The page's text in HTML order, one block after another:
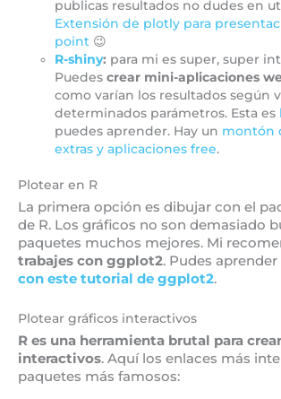
publicas resultados no dudes en
Extensión de plotly para
point 😉
R-shiny: para mi es super, super
Puedescrear mini-aplicaciones
como varían los resultados según
determinados parámetros. Esta es
puedes aprender. Hay un montón
extras y aplicaciones free.
Plotear en R
La primera opción es dibujar con el
de R. Los gráficos no son demasiado
paquetes muchos mejores. Mi
trabajes con ggplot2. Pudes
con este tutorial de ggplot2.
Plotear gráficos interactivos
R es una herramienta brutal para
interactivos. Aquí los enlaces más
paquetes más famosos: